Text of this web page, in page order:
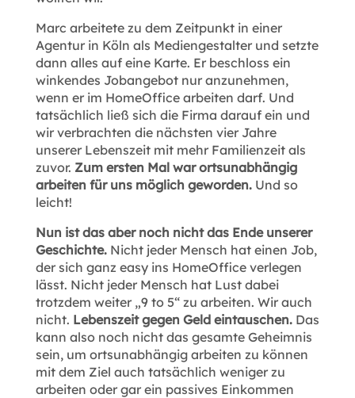
Marc arbeitete zu dem Zeitpunkt in einer
Agentur in Köln als Mediengestalter und setzte
dann alles auf eine Karte. Er beschloss ein
winkendes Jobangebot nur anzunehmen,
wenn er im HomeOffice arbeiten darf. Und
tatsächlich ließ sich die Firma darauf ein und
wir verbrachten die nächsten vier Jahre
unserer Lebenszeit mit mehr Familienzeit als
zuvor. Zum ersten Mal war ortsunabhängig
arbeiten für uns möglich geworden.Und so
leicht!
Nun ist das aber noch nicht das Ende unserer
Geschichte.Nicht jeder Mensch hat einen Job,
der sich ganz easy ins HomeOffice verlegen
lässt. Nicht jeder Mensch hat Lust dabei
trotzdem weiter „9 to 5“ zu arbeiten. Wir auch
nicht. Lebenszeit gegen Geld eintauschen.Das
kann also noch nicht das gesamte Geheimnis
sein, um ortsunabhängig arbeiten zu können
mit dem Ziel auch tatsächlich weniger zu
arbeiten oder gar ein passives Einkommen